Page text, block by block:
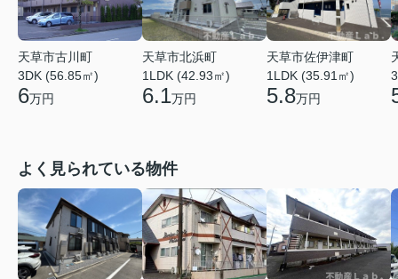
天草市古川町
3DK (56.85㎡)
6万円
天草市北浜町
1LDK (42.93㎡)
6.1万円
天草市佐伊津町
1LDK (35.91㎡)
5.8万円
よく見られている物件